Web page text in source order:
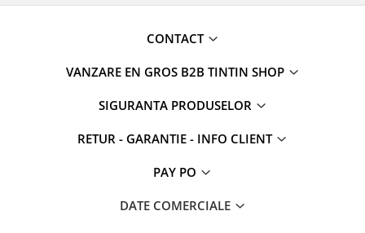
CONTACT
VANZARE EN GROS B2B TINTIN SHOP
SIGURANTA PRODUSELOR
RETUR - GARANTIE - INFO CLIENT
PAY PO
DATE COMERCIALE